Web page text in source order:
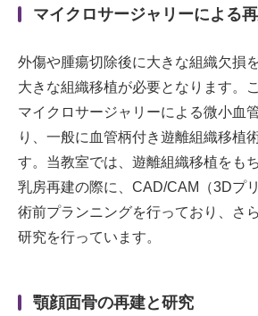
マイクロサージャリーによる
外傷や腫瘍切除後に大きな組織欠損
大きな組織移植が必要となります。
マイクロサージャリーによる微小血
り、一般に血管柄付き遊離組織移植
す。当教室では、遊離組織移植をも
乳房再建の際に、CAD/CAM（3Dプ
術前プランニングを行っており、さ
研究を行っています。
顎顔面骨の再建と研究